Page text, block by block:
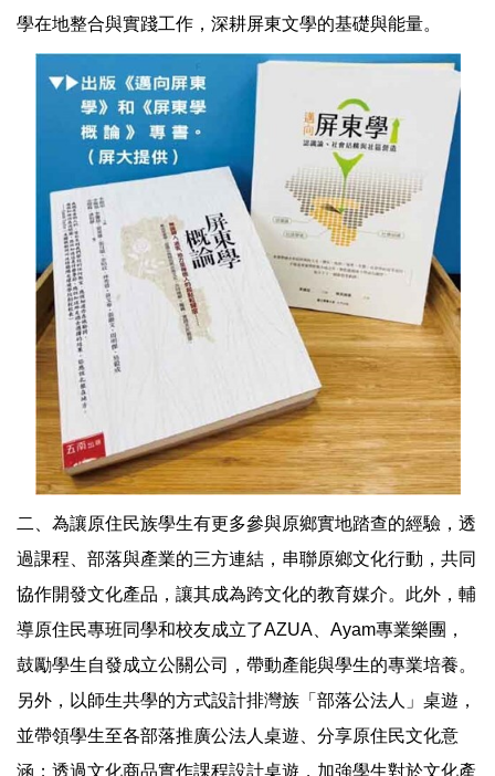
學在地整合與實踐工作，深耕屏東文學的基礎與能量。
二、為讓原住民族學生有更多參與原鄉實地踏查的經驗，透
過課程、部落與產業的三方連結，串聯原鄉文化行動，共同
協作開發文化產品，讓其成為跨文化的教育媒介。此外，輔
導原住民專班同學和校友成立了AZUA、Ayam專業樂團，
鼓勵學生自發成立公關公司，帶動產能與學生的專業培養。
另外，以師生共學的方式設計排灣族「部落公法人」桌遊，
並帶領學生至各部落推廣公法人桌遊、分享原住民文化意
涵；透過文化商品實作課程設計桌遊，加強學生對於文化產